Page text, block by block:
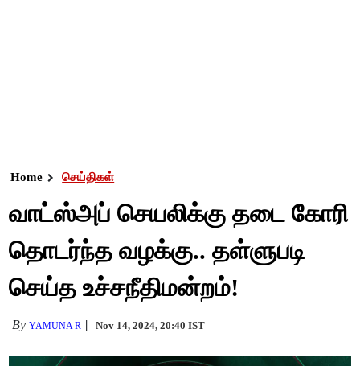
Home செய்திகள்
வாட்ஸ்அப் செயலிக்கு தடை கோரி
தொடர்ந்த வழக்கு.. தள்ளுபடி
செய்த உச்சநீதிமன்றம்!
ByYAMUNA R Nov 14, 2024, 20:40 IST